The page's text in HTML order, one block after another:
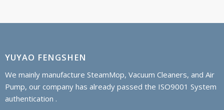
YUYAO FENGSHEN
We mainly manufacture SteamMop, Vacuum Cleaners, and Air
Pump, our company has already passed the ISO9001 System
authentication .